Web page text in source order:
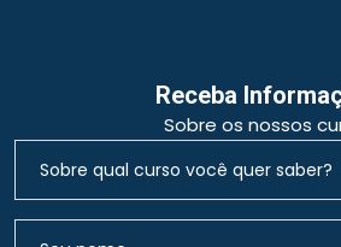
Receba
Sobre os nossos